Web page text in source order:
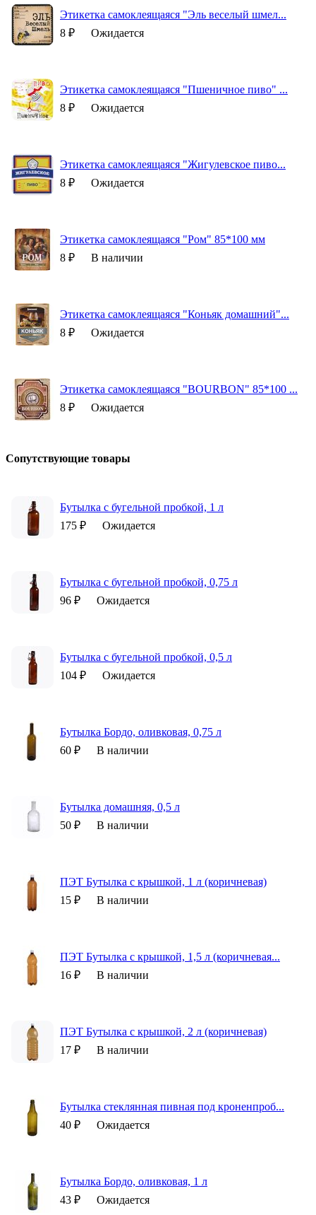
Этикетка самоклеящаяся "Эль веселый шмел...
8 ₽
Ожидается
Этикетка самоклеящаяся "Пшеничное пиво" ...
8 ₽
Ожидается
Этикетка самоклеящаяся "Жигулевское пиво...
8 ₽
Ожидается
Этикетка самоклеящаяся "Ром" 85*100 мм
8 ₽
В наличии
Этикетка самоклеящаяся "Коньяк домашний"...
8 ₽
Ожидается
Этикетка самоклеящаяся "BOURBON" 85*100 ...
8 ₽
Ожидается
Сопутствующие товары
Бутылка с бугельной пробкой, 1 л
175 ₽
Ожидается
Бутылка с бугельной пробкой, 0,75 л
96 ₽
Ожидается
Бутылка с бугельной пробкой, 0,5 л
104 ₽
Ожидается
Бутылка Бордо, оливковая, 0,75 л
60 ₽
В наличии
Бутылка домашняя, 0,5 л
50 ₽
В наличии
ПЭТ Бутылка с крышкой, 1 л (коричневая)
15 ₽
В наличии
ПЭТ Бутылка с крышкой, 1,5 л (коричневая...
16 ₽
В наличии
ПЭТ Бутылка с крышкой, 2 л (коричневая)
17 ₽
В наличии
Бутылка стеклянная пивная под кроненпроб...
40 ₽
Ожидается
Бутылка Бордо, оливковая, 1 л
43 ₽
Ожидается